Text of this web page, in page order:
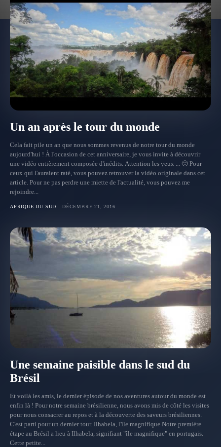
Un an après le tour du monde
Cela fait pile un an que nous sommes revenus de notre tour du monde
aujourd'hui ! À l'occasion de cet anniversaire, je vous invite à découvrir
une vidéo entièrement composée d'inédits. Attention les yeux ... 🙂 Pour
ceux qui l'auraient raté, vous pouvez retrouver la vidéo originale dans cet
article. Pour ne pas perdre une miette de l'actualité, vous pouvez me
rejoindre...
AFRIQUE DU SUD DÉCEMBRE 21, 2016
Une semaine paisible dans le sud du
Brésil
Et voilà les amis, le dernier épisode de nos aventures autour du monde est
enfin là ! Pour notre semaine brésilienne, nous avons mis de côté les visites
pour nous consacrer au repos et à la découverte des saveurs brésiliennes.
C'est parti pour un dernier tour. Ilhabela, l'île magnifique Notre première
étape au Brésil a lieu à Ilhabela, signifiant "île magnifique" en portugais.
Cette petite...